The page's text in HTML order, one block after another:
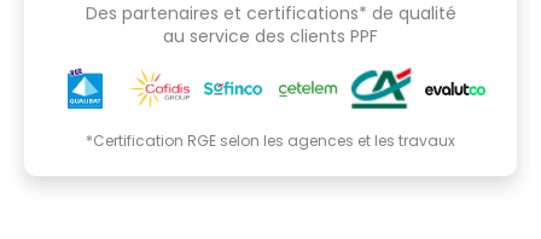
Des partenaires et certifications* de qualité
au service des clients PPF
*Certification RGE selon les agences et les travaux